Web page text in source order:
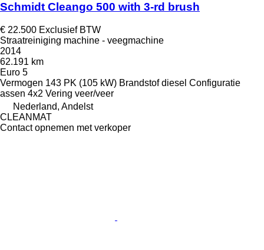
Schmidt Cleango 500 with 3-rd brush
€ 22.500 Exclusief BTW
Straatreiniging machine - veegmachine
2014
62.191 km
Euro 5
Vermogen 143 PK (105 kW) Brandstof diesel Configuratie
assen 4x2 Vering veer/veer
Nederland, Andelst
CLEANMAT
Contact opnemen met verkoper